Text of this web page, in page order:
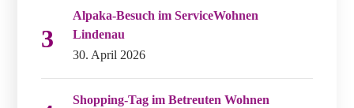
Alpaka-Besuch im ServiceWohnen
Lindenau
30. April 2026
Shopping-Tag im Betreuten Wohnen